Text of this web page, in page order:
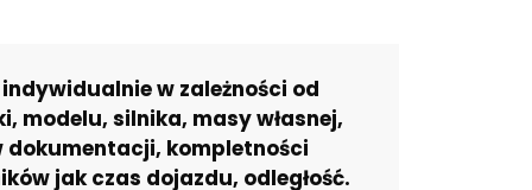
w zależności od
modelu, silnika, masy własnej,
dokumentacji, kompletności
jak czas dojazdu, odległość.